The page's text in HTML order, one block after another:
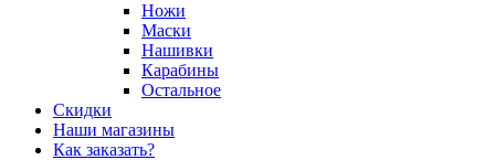
Ножи
Маски
Нашивки
Карабины
Остальное
Скидки
Наши магазины
Как заказать?